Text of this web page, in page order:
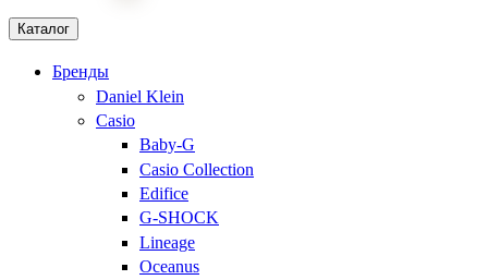
Каталог
Бренды
Daniel Klein
Casio
Baby-G
Casio Collection
Edifice
G-SHOCK
Lineage
Oceanus